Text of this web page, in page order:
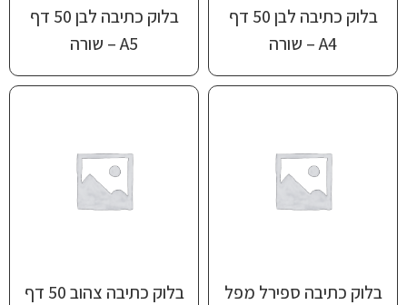
בלוק כתיבה לבן ‎ 50דף
A4 – שורה
בלוק כתיבה לבן ‎‏50 דף
A5 – שורה
בלוק כתיבה ספירל מפל
בלוק כתיבה צהוב 50 דף